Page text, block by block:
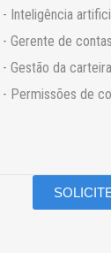
- Inteligência
- Gerente de contas
- Gestão da
- Permissões de